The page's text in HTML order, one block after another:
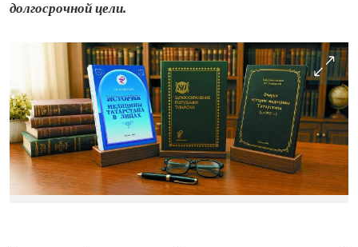
долгосрочной цели.